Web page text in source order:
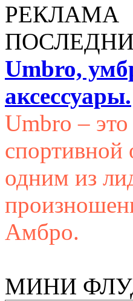
РЕКЛАМА
Umbro,
аксессуары.
Umbro –
спортивной
одним из
Амбро.
МИНИ